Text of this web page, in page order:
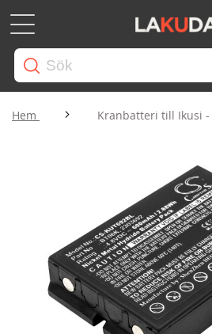
Hem Kranbatteri till Ikusi -